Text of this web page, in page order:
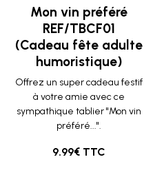
Mon vin préféré
REF/TBCF01
(Cadeau fête adulte
humoristique)
Offrez un super cadeau festif
à votre amie avec ce
sympathique tablier "Mon vin
préféré...".
9.99€ TTC